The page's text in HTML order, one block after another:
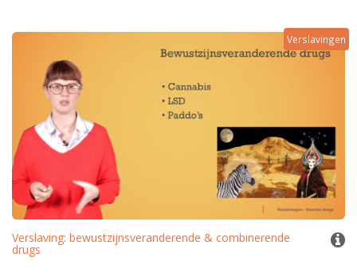
Verslavingen
Verslaving: bewustzijnsveranderende & combinerende
drugs